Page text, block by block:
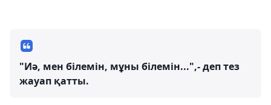
"Иә, мен білемін, мұны білемін...",- деп тез
жауап қатты.